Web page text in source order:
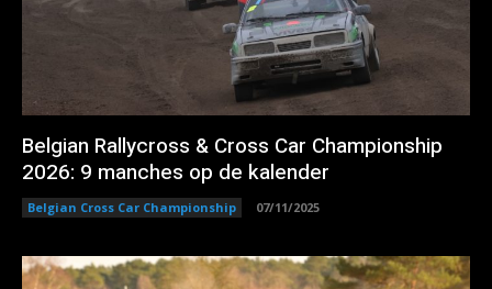
Belgian Rallycross & Cross Car Championship
2026: 9 manches op de kalender
Belgian Cross Car Championship 07/11/2025